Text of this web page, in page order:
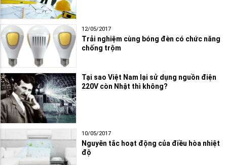
12/05/2017
Trải nghiệm cùng bóng đèn có chức năng
chống trộm
Tại sao Việt Nam lại sử dụng nguồn điện
220V còn Nhật thì không?
10/05/2017
Nguyên tắc hoạt động của điều hòa nhiệt
độ